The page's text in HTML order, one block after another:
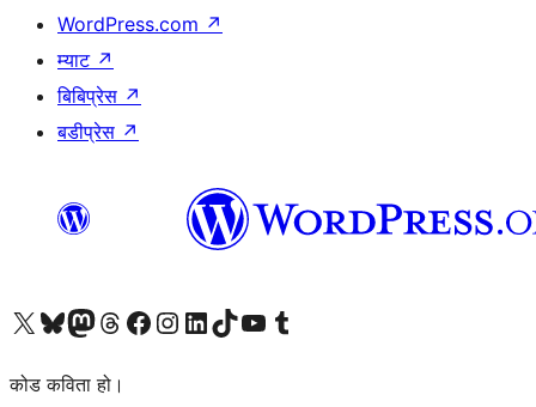
WordPress.com ↗
म्याट ↗
बिबिप्रेस ↗
बडीप्रेस ↗
हाम्रो X (पहिले ट्विटर) खातामा जानुहोस्
हाम्रो Bluesky खाता भ्रमण गर्नुहोस्
हाम्रो म्यास्टोडन खाता भ्रमण गर्नुहोस्
हाम्रो थ्रेड्स खातामा जानुहोस्
हाम्रो फेसबुक पेजमा जानुहोस्
हाम्रो इन्स्टाग्राम खातामा जानुहोस्
हाम्रो लिङ्क्डइन खातामा जानुहोस्
हाम्रो TikTok खाता भ्रमण गर्नुहोस्
हाम्रो युट्युब च्यानलमा जानुहोस्
हाम्रो टम्बलर खाता भ्रमण गर्नुहोस्
कोड कविता हो।